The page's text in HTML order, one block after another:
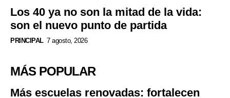
Los 40 ya no son la mitad de la vida:
son el nuevo punto de partida
PRINCIPAL 7 agosto, 2026
MÁS POPULAR
Más escuelas renovadas: fortalecen